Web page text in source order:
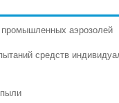
аэрозолей
средств